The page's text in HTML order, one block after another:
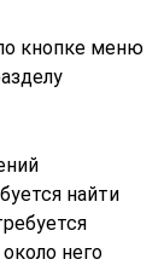
кнопке меню
найти
него